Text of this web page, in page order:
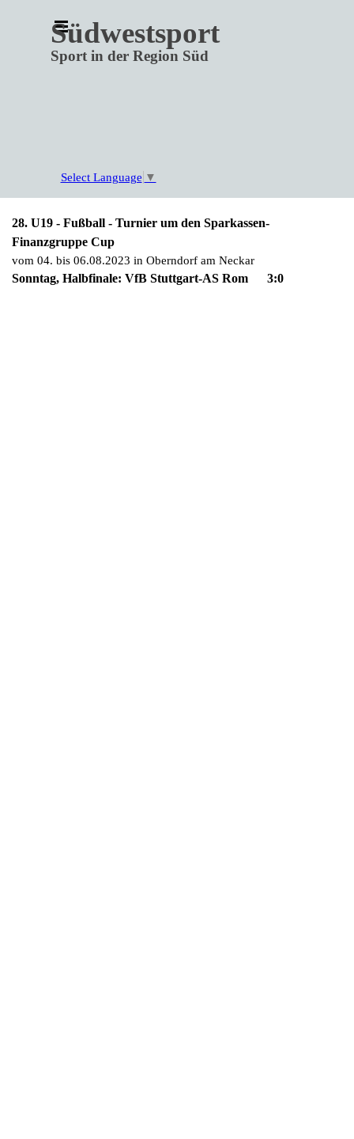
Menü überspringen
Südwestsport
Select Language ▼
Sport in der Region Süd
28. U19 - Fußball - Turnier um den Sparkassen-
Finanzgruppe Cup
vom 04. bis 06.08.2023 in Oberndorf am Neckar
Sonntag, Halbfinale: VfB Stuttgart-AS Rom 3:0